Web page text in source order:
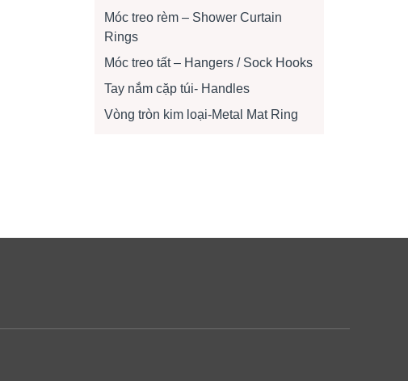
Móc treo rèm – Shower Curtain
Rings
Móc treo tất – Hangers / Sock Hooks
Tay nắm cặp túi- Handles
Vòng tròn kim loại-Metal Mat Ring